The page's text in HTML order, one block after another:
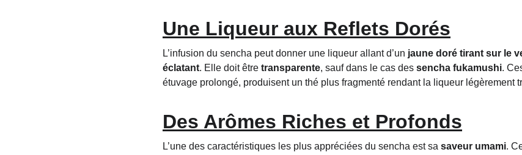
Une Liqueur aux Reflets Dorés
L’infusion du sencha peut donner une liqueur allant d’un jaune doré tirant sur le
éclatant. Elle doit être transparente, sauf dans le cas des sencha fukamushi.
étuvage prolongé, produisent un thé plus fragmenté rendant la liqueur légèrement
Des Arômes Riches et Profonds
L’une des caractéristiques les plus appréciées du sencha est sa saveur umami.